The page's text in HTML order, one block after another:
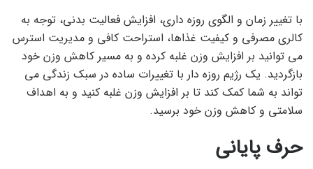
با تغییر زمان و الگوی روزه داری، افزایش فعالیت بدنی، توجه به
کالری مصرفی و کیفیت غذاها، استراحت کافی و مدیریت استرس
می توانید بر افزایش وزن غلبه کرده و به مسیر کاهش وزن خود
بازگردید. یک رژیم روزه دار با تغییرات ساده در سبک زندگی می
تواند به شما کمک کند تا بر افزایش وزن غلبه کنید و به اهداف
سلامتی و کاهش وزن خود برسید.
حرف پایانی